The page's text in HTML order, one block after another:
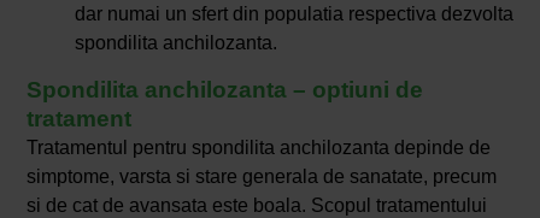
dar numai un sfert din populatia respectiva dezvolta
spondilita anchilozanta.
Spondilita anchilozanta – optiuni de
tratament
Tratamentul pentru spondilita anchilozanta depinde de
simptome, varsta si stare generala de sanatate, precum
si de cat de avansata este boala. Scopul tratamentului